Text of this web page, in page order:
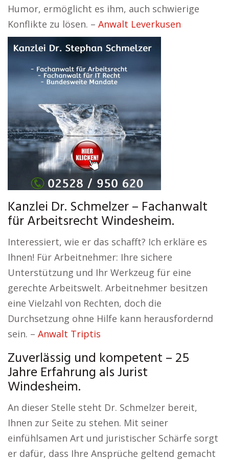
Humor, ermöglicht es ihm, auch schwierige
Konflikte zu lösen. – Anwalt Leverkusen
Kanzlei Dr. Schmelzer – Fachanwalt
für Arbeitsrecht Windesheim.
Interessiert, wie er das schafft? Ich erkläre es
Ihnen! Für Arbeitnehmer: Ihre sichere
Unterstützung und Ihr Werkzeug für eine
gerechte Arbeitswelt. Arbeitnehmer besitzen
eine Vielzahl von Rechten, doch die
Durchsetzung ohne Hilfe kann herausfordernd
sein. – Anwalt Triptis
Zuverlässig und kompetent – 25
Jahre Erfahrung als Jurist
Windesheim.
An dieser Stelle steht Dr. Schmelzer bereit,
Ihnen zur Seite zu stehen. Mit seiner
einfühlsamen Art und juristischer Schärfe sorgt
er dafür, dass Ihre Ansprüche geltend gemacht